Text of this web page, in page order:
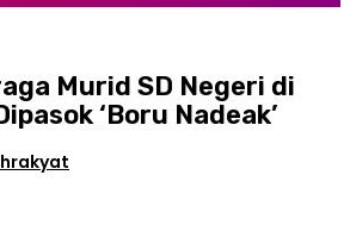
Murid SD Negeri di
‘Boru Nadeak’